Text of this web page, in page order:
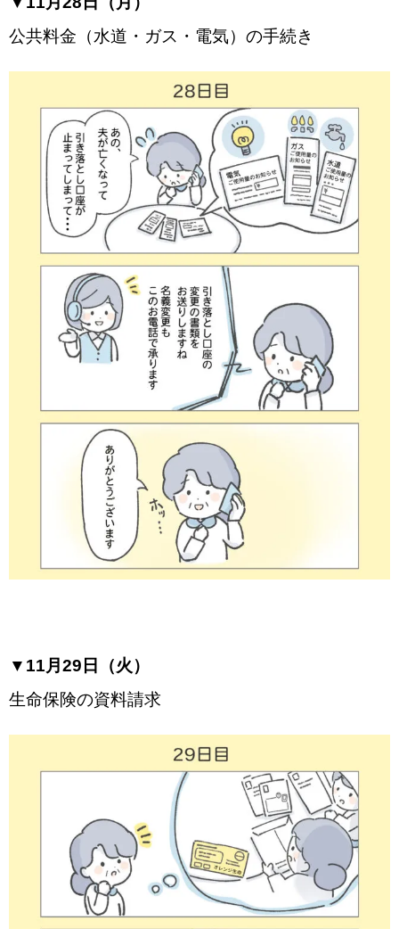
公共料金（水道・ガス・電気）の手続き
▼11月29日（火）
生命保険の資料請求